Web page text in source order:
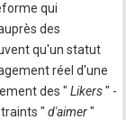
qui
des
qu'un statut
réel d'une
des " Likers" -
" d'aimer"